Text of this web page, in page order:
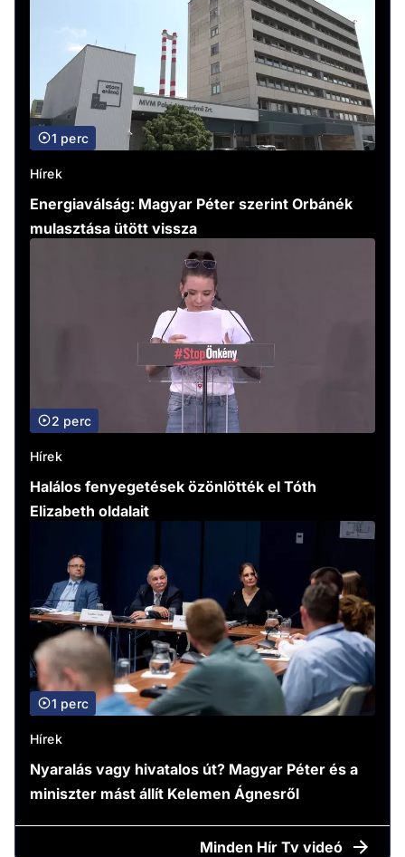
1 perc
Hírek
Energiaválság: Magyar Péter szerint Orbánék
mulasztása ütött vissza
2 perc
Hírek
Halálos fenyegetések özönlötték el Tóth
Elizabeth oldalait
1 perc
Hírek
Nyaralás vagy hivatalos út? Magyar Péter és a
miniszter mást állít Kelemen Ágnesről
Minden Hír Tv videó